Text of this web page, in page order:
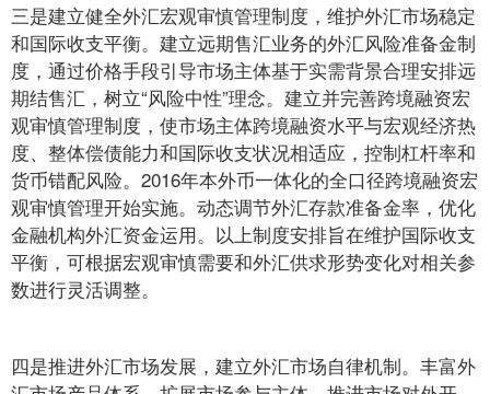
三是建立健全外汇宏观审慎管理制度，维护外汇市场稳定
和国际收支平衡。建立远期售汇业务的外汇风险准备金制
度，通过价格手段引导市场主体基于实需背景合理安排远
期结售汇，树立“风险中性”理念。建立并完善跨境融资宏
观审慎管理制度，使市场主体跨境融资水平与宏观经济热
度、整体偿债能力和国际收支状况相适应，控制杠杆率和
货币错配风险。2016年本外币一体化的全口径跨境融资宏
观审慎管理开始实施。动态调节外汇存款准备金率，优化
金融机构外汇资金运用。以上制度安排旨在维护国际收支
平衡，可根据宏观审慎需要和外汇供求形势变化对相关参
数进行灵活调整。
四是推进外汇市场发展，建立外汇市场自律机制。丰富外